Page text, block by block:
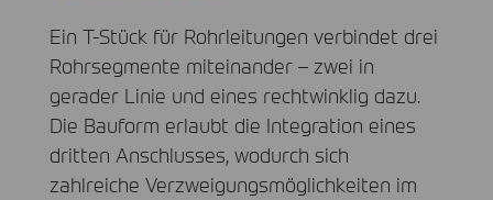
Ein T-Stück für Rohrleitungen verbindet drei
Rohrsegmente miteinander – zwei in
gerader Linie und eines rechtwinklig dazu.
Die Bauform erlaubt die Integration eines
dritten Anschlusses, wodurch sich
zahlreiche Verzweigungsmöglichkeiten im